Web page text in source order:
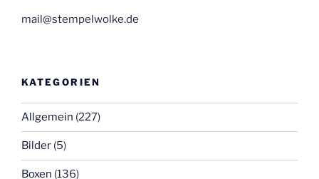
mail@stempelwolke.de
KATEGORIEN
Allgemein (227)
Bilder (5)
Boxen (136)